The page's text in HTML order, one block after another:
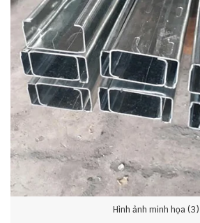
Hình ảnh minh họa (3)